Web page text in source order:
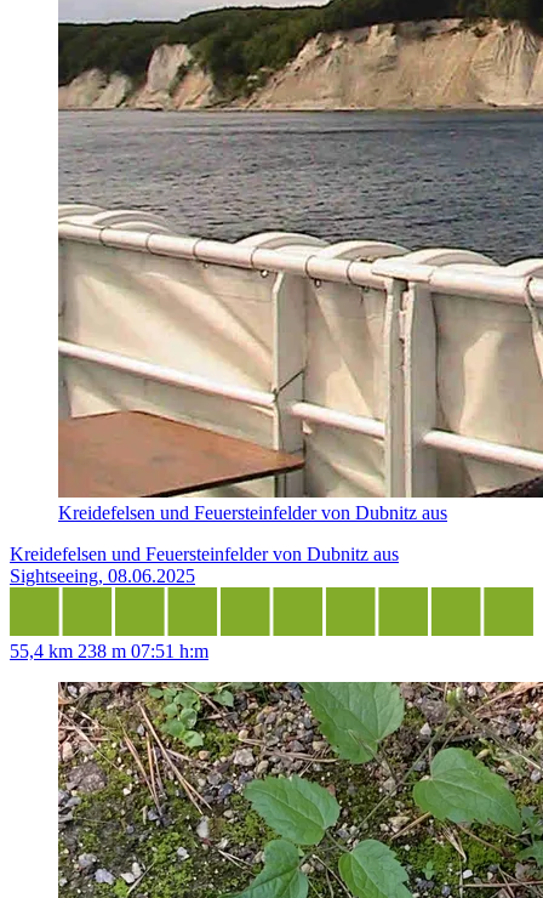
Kreidefelsen und Feuersteinfelder von Dubnitz aus
Kreidefelsen und Feuersteinfelder von Dubnitz aus
Sightseeing, 08.06.2025
55,4 km 238 m 07:51 h:m